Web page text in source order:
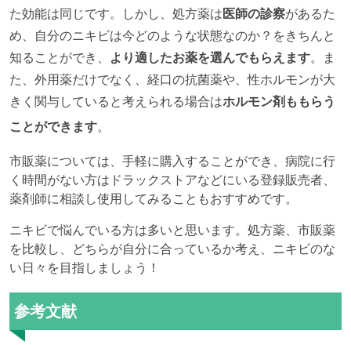
た効能は同じです。しかし、処方薬は医師の診察があるた
め、自分のニキビは今どのような状態なのか？をきちんと
知ることができ、 より適したお薬を選んでもらえます。ま
た、外用薬だけでなく、経口の抗菌薬や、性ホルモンが大
きく関与していると考えられる場合はホルモン剤ももらう
ことができます。
市販薬については、手軽に購入することができ、病院に行
く時間がない方はドラックストアなどにいる登録販売者、
薬剤師に相談し使用してみることもおすすめです。
ニキビで悩んでいる方は多いと思います。処方薬、市販薬
を比較し、どちらが自分に合っているか考え、ニキビのな
い日々を目指しましょう！
参考文献